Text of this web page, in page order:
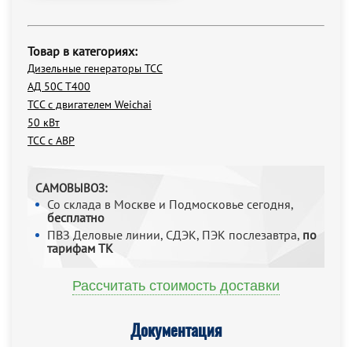
Товар в категориях:
Дизельные генераторы ТСС
АД 50С Т400
ТСС с двигателем Weichai
50 кВт
ТСС с АВР
САМОВЫВОЗ:
Со склада в Москве и Подмосковье сегодня,
бесплатно
ПВЗ Деловые линии, СДЭК, ПЭК послезавтра, по
тарифам ТК
Рассчитать стоимость доставки
Документация